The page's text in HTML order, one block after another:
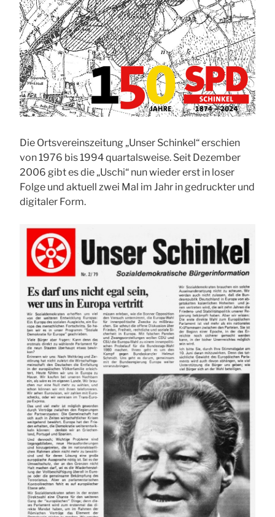
Die Ortsvereinszeitung „Unser Schinkel“ erschien
von 1976 bis 1994 quartalsweise. Seit Dezember
2006 gibt es die „Uschi“ nun wieder erst in loser
Folge und aktuell zwei Mal im Jahr in gedruckter und
digitaler Form.